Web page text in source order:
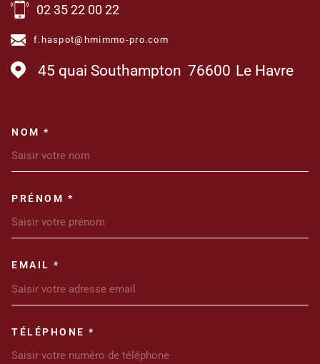
02 35 22 00 22
f.haspot@hmimmo-pro.com
45 quai Southampton 76600 Le Havre
NOM *
PRÉNOM *
EMAIL *
TÉLÉPHONE *